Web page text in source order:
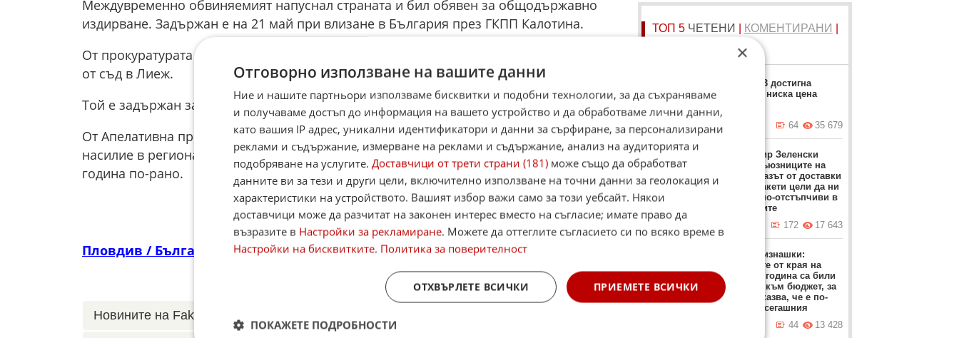
Междувременно обвиняемият напуснал страната и бил обявен за общодържавно
издирване. Задържан е на 21 май при влизане в България през ГКПП Калотина.
От прокуратурата уточняват, че мъжът вече е осъждан за насилие над същата жена
от съд в Лиеж.
Той е задържан за 72 часа, а на 25 май прокуратурата ще поиска постоянен арест.
От Апелативна прокуратура – Пловдив отчитат ръст на случаите на домашно
насилие в региона. През 2025 г. наблюдаваните преписки са били 1609 при 1084
година по-рано.
Пловдив / България
Поставете оценка: ☆
☆
☆
☆
☆
Оценка 3.7 от гласа.
Новините на Fakti.bg – във
ТОП 5 ЧЕТЕНИ КОМЕНТИРАНИ
Москвич 3 достигна
рекордно ниска цена
вчера в 17:23 ч. 35 679
64
Володимир Зеленски
обвини съюзниците на
Киев: Отказът от доставки
на ПВО ракети цели да ни
направи по-отстъпчиви в
преговорите
17 643
172
Проф. Близнашки:
Протестите от края на
миналата година са били
насочени към бюджет, за
който се казва, че е по-
добър от сегашния
13 428
44
×
Отговорно използване на вашите данни
Ние и нашите партньори използваме бисквитки и подобни технологии, за да съхраняваме
и получаваме достъп до информация на вашето устройство и да обработваме лични данни,
като вашия IP адрес, уникални идентификатори и данни за сърфиране, за персонализирани
реклами и съдържание, измерване на реклами и съдържание, анализ на аудиторията и
подобряване на услугите. Доставчици от трети страни (181) може също да обработват
данните ви за тези и други цели, включително използване на точни данни за геолокация и
характеристики на устройството. Вашият избор важи само за този уебсайт. Някои
доставчици може да разчитат на законен интерес вместо на съгласие; имате право да
възразите в Настройки за рекламиране. Можете да оттеглите съгласието си по всяко време в
Настройки на бисквитките. Политика за поверителност
ПРИЕМЕТЕ ВСИЧКИ
ОТХВЪРЛЕТЕ ВСИЧКИ
ПОКАЖЕТЕ ПОДРОБНОСТИ